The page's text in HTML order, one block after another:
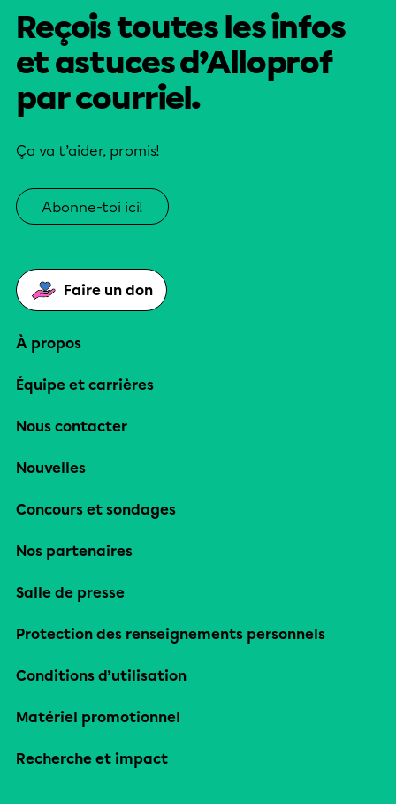
Reçois toutes les infos
et astuces d’Alloprof
par courriel.
Ça va t’aider, promis!
Abonne-toi ici!
Faire un don
À propos
Équipe et carrières
Nous contacter
Nouvelles
Concours et sondages
Nos partenaires
Salle de presse
Protection des renseignements personnels
Conditions d’utilisation
Matériel promotionnel
Recherche et impact